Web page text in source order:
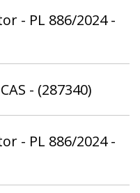
- PL 886/2024 -
- (287340)
- PL 886/2024 -